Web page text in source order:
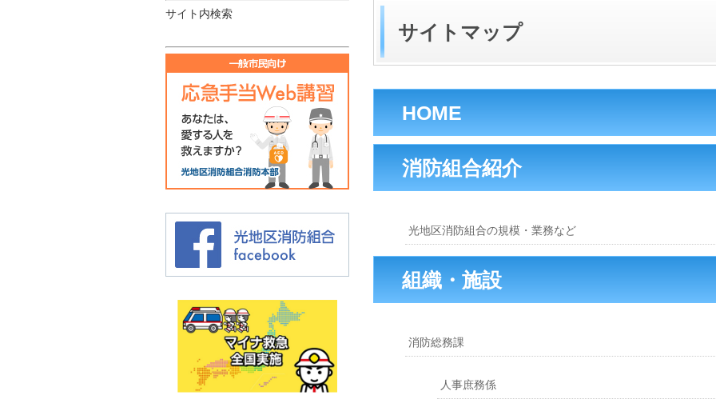
サイト内検索
サイトマップ
HOME
消防組合紹介
光地区消防組合の規模・業務など
組織・施設
消防総務課
人事庶務係